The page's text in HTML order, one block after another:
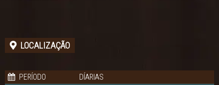
LOCALIZAÇÃO
PERÍODO
DÍARIAS